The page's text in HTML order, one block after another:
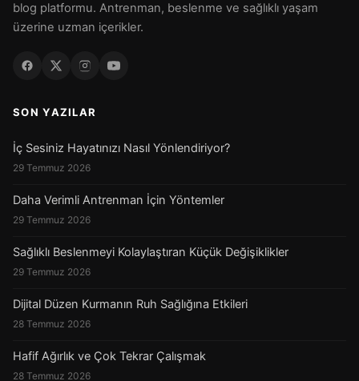
blog platformu. Antrenman, beslenme ve sağlıklı yaşam
üzerine uzman içerikler.
SON YAZILAR
İç Sesiniz Hayatınızı Nasıl Yönlendiriyor?
29 Temmuz 2026
Daha Verimli Antrenman İçin Yöntemler
29 Temmuz 2026
Sağlıklı Beslenmeyi Kolaylaştıran Küçük Değişiklikler
29 Temmuz 2026
Dijital Düzen Kurmanın Ruh Sağlığına Etkileri
28 Temmuz 2026
Hafif Ağırlık ve Çok Tekrar Çalışmak
28 Temmuz 2026